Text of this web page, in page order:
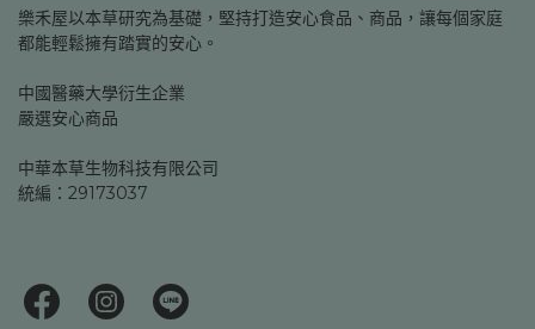
樂禾屋以本草研究為基礎，堅持打造安心食品、商品，讓每個家庭
都能輕鬆擁有踏實的安心。
中國醫藥大學衍生企業
嚴選安心商品
中華本草生物科技有限公司
統編：29173037